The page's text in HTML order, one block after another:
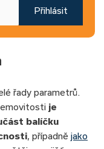
Přihlásit
řady parametrů.
je
balíčku
, případně jako